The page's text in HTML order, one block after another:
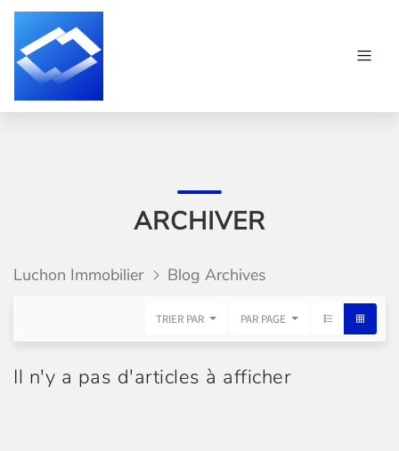
ARCHIVER
Luchon Immobilier Blog Archives
TRIER PAR PAR PAGE
Il n'y a pas d'articles à afficher